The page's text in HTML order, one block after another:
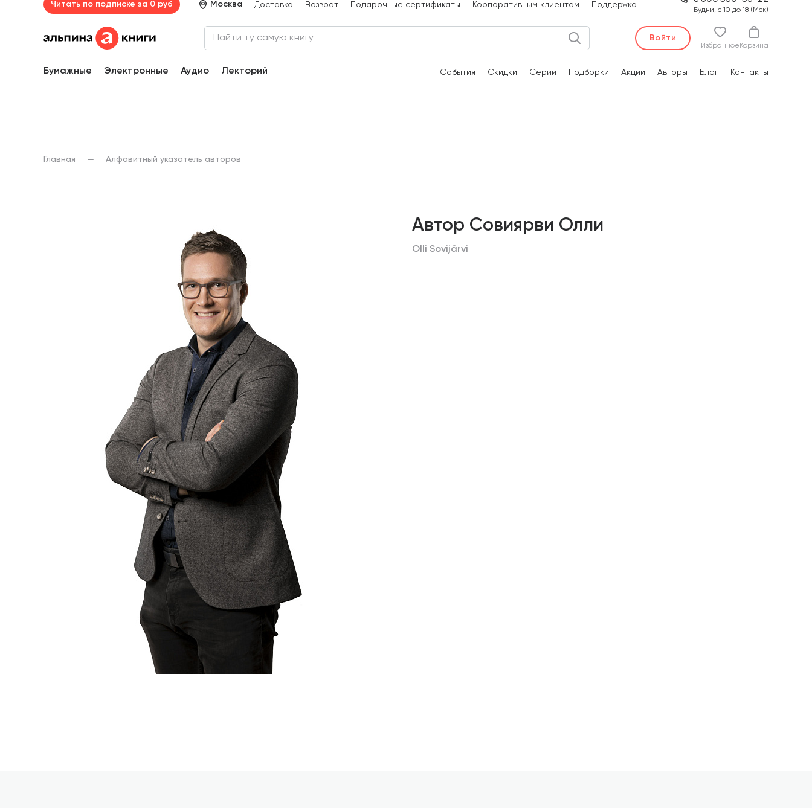
Читать по подписке за 0 руб Москва Доставка Возврат Подарочные сертификаты Корпоративным клиентам Поддержка
Будни, с 10 до 18 (Мск)
Войти
Избранное Корзина
Бумажные Электронные Аудио Лекторий События Скидки Серии Подборки Акции Авторы Блог Контакты
Главная Алфавитный указатель авторов
Автор Совиярви Олли
Olli Sovijärvi